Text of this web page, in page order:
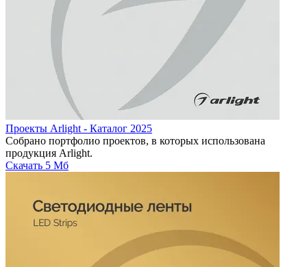
Проекты Arlight - Каталог 2025
Собрано портфолио проектов, в которых использована
продукция Arlight.
Скачать 5 Мб